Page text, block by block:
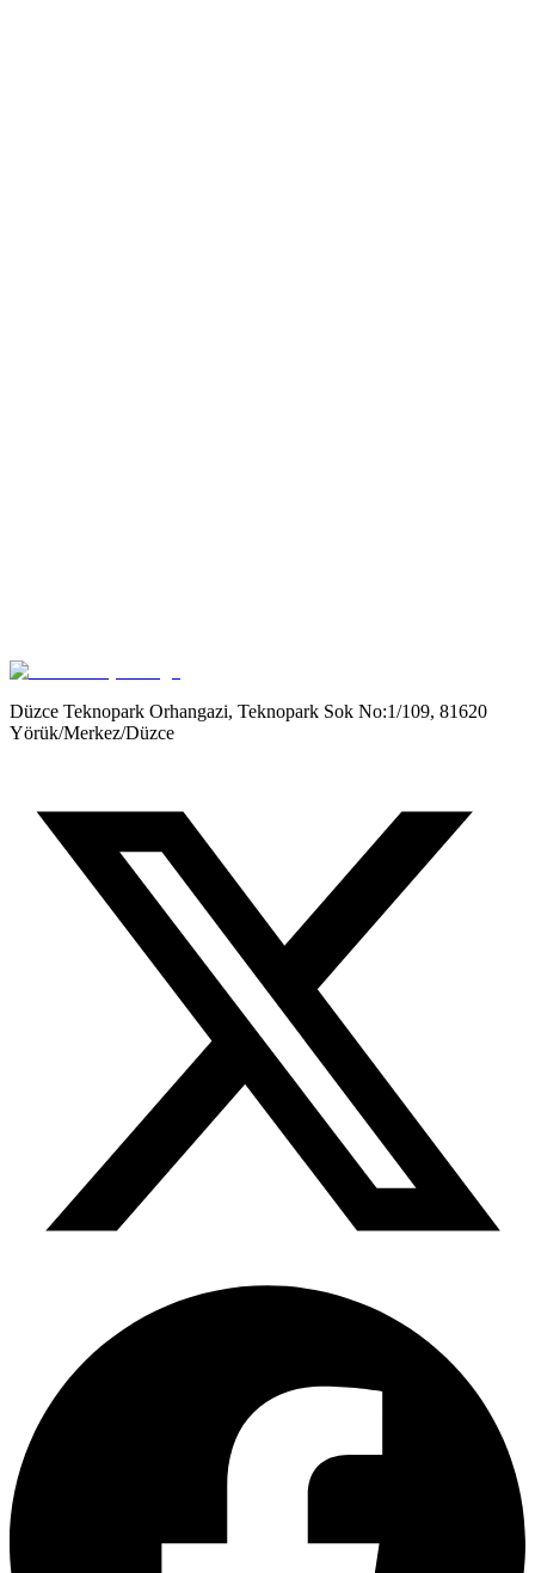
Google Play
Düzce Teknopark Orhangazi, Teknopark Sok No:1/109, 81620
Yörük/Merkez/Düzce